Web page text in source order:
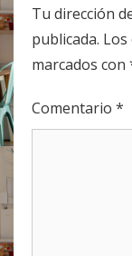
Tu dirección
publicada.
marcados con
Comentario *